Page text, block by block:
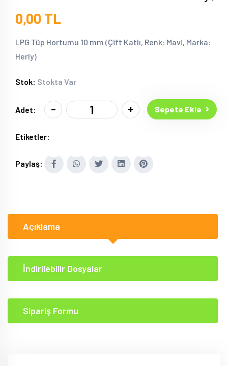
0,00 TL
LPG Tüp Hortumu 10 mm (Çift Katlı, Renk: Mavi, Marka:
Herly)
Stok: Stokta Var
Adet: - + Sepete Ekle
Etiketler:
Paylaş:
Açıklama
İndirilebilir Dosyalar
Sipariş Formu